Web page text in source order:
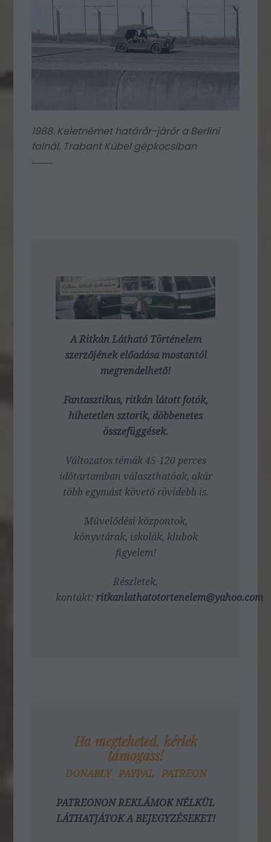
1988. Keletnémet határőr-járőr a Berlini
falnál, Trabant Kübel gépkocsiban
A Ritkán Látható Történelem
szerzőjének előadása mostantól
megrendelhető!
Fantasztikus, ritkán látott fotók,
hihetetlen sztorik, döbbenetes
összefüggések.
Változatos témák 45-120 perces
időtartamban választhatóak, akár
több egymást követő rövidebb is.
Művelődési központok,
könyvtárak, iskolák, klubok
figyelem!
Részletek,
kontakt: ritkanlathatotortenelem@yahoo.com
Ha megteheted, kérlek
támogass!
DONABLY PAYPAL PATREON
PATREONON REKLÁMOK NÉLKÜL
LÁTHATJÁTOK A BEJEGYZÉSEKET!